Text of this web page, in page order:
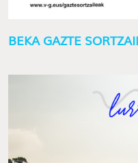
BEKA GAZTE